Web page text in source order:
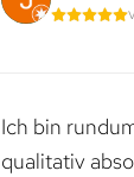
Ich bin
qualitativ